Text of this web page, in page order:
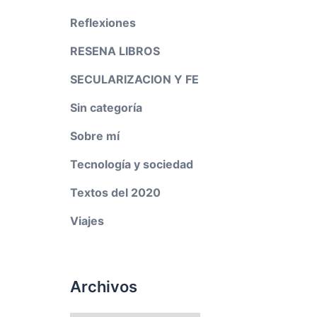
Reflexiones
RESENA LIBROS
SECULARIZACION Y FE
Sin categoría
Sobre mí
Tecnología y sociedad
Textos del 2020
Viajes
Archivos